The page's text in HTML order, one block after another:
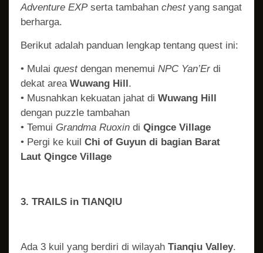
Adventure EXPserta tambahan chestyang sangat
berharga.
Berikut adalah panduan lengkap tentang quest ini:
• Mulai questdengan menemui NPC Yan’Er di
dekat area Wuwang Hill.
• Musnahkan kekuatan jahat di Wuwang Hill
dengan puzzle tambahan
• Temui Grandma Ruoxin di Qingce Village
• Pergi ke kuil Chi of Guyun di bagian Barat
Laut Qingce Village
3. TRAILS in TIANQIU
Ada 3 kuil yang berdiri di wilayah Tianqiu Valley.